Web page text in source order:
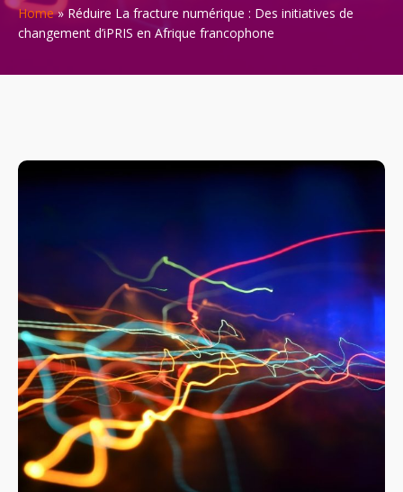
Home»Réduire La fracture numérique : Des initiatives de
changement d’iPRIS en Afrique francophone